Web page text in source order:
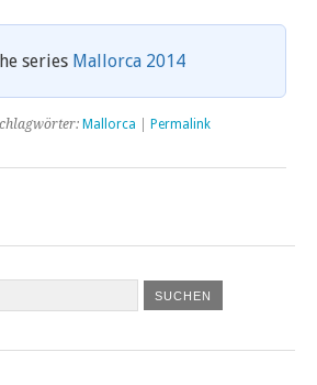
series Mallorca 2014
Mallorca Permalink